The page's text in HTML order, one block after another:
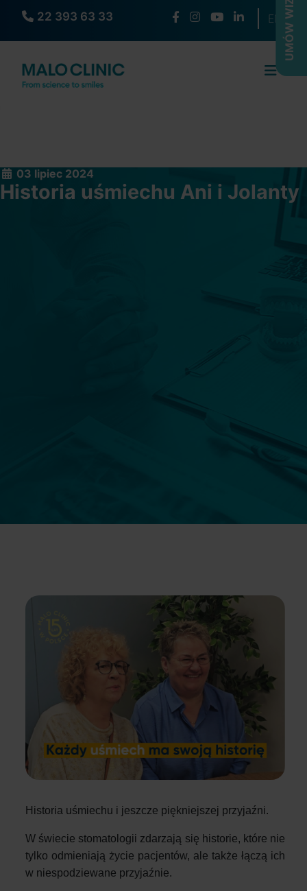
Wybierz
EN
22 393 63 33
03 lipiec 2024
Historia uśmiechu Ani i Jolanty
Szczegóły
Historia uśmiechu i jeszcze piękniejszej przyjaźni.
W świecie stomatologii zdarzają się historie, które nie
tylko odmieniają życie pacjentów, ale także łączą ich
w niespodziewane przyjaźnie.